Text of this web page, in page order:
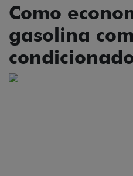
Como
gasolina